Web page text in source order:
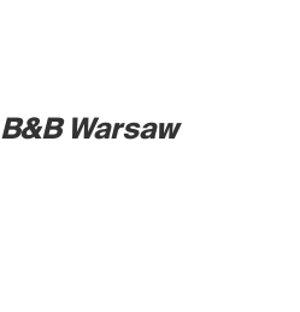
B&B Warsaw